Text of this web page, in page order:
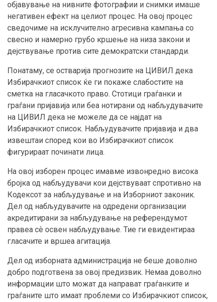
објавување на нивните фотографии и снимки имаше
негативен ефект на целиот процес. На овој процес
сведочиме на исклучително агресивна кампања со
свесно и намерно грубо кршење на низа закони и
дејствување против сите демократски стандарди.
Понатаму, се остварија прогнозите на ЦИВИЛ дека
Избирачкиот список ќе ги покаже слабостите на
сметка на гласачкото право. Стотици граѓанки и
граѓани пријавија или беа нотирани од набљудувачите
на ЦИВИЛ дека не можеле да се најдат на
Избирачкиот список. Набљудувачите пријавија и два
извештаи според кои во Избирачкиот список
фигурираат починати лица.
На овој изборен процес имавме извонредно висока
бројка од набљудувачи кои дејствуваат спротивно на
Кодексот за набљудување и на Изборниот законик.
Дел од набљудувачите на одредени организации
акредитирани за набљудување на референдумот
правеа сѐ освен набљудување. Тие ги евидентираа
гласачите и вршеа агитација.
Дел од изборната администрација не беше доволно
добро подготвена за овој предизвик. Немаа доволно
информации што можат да направат граѓанките и
граѓаните што имаат проблеми со Избирачкиот список,